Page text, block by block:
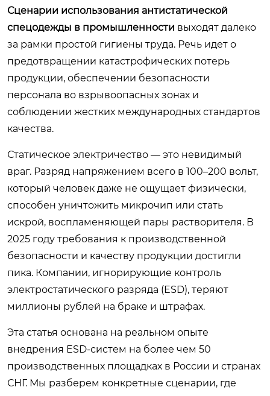
Сценарии использования антистатической
спецодежды в промышленности выходят далеко
за рамки простой гигиены труда. Речь идет о
предотвращении катастрофических потерь
продукции, обеспечении безопасности
персонала во взрывоопасных зонах и
соблюдении жестких международных стандартов
качества.
Статическое электричество — это невидимый
враг. Разряд напряжением всего в 100–200 вольт,
который человек даже не ощущает физически,
способен уничтожить микрочип или стать
искрой, воспламеняющей пары растворителя. В
2025 году требования к производственной
безопасности и качеству продукции достигли
пика. Компании, игнорирующие контроль
электростатического разряда (ESD), теряют
миллионы рублей на браке и штрафах.
Эта статья основана на реальном опыте
внедрения ESD-систем на более чем 50
производственных площадках в России и странах
СНГ. Мы разберем конкретные сценарии, где